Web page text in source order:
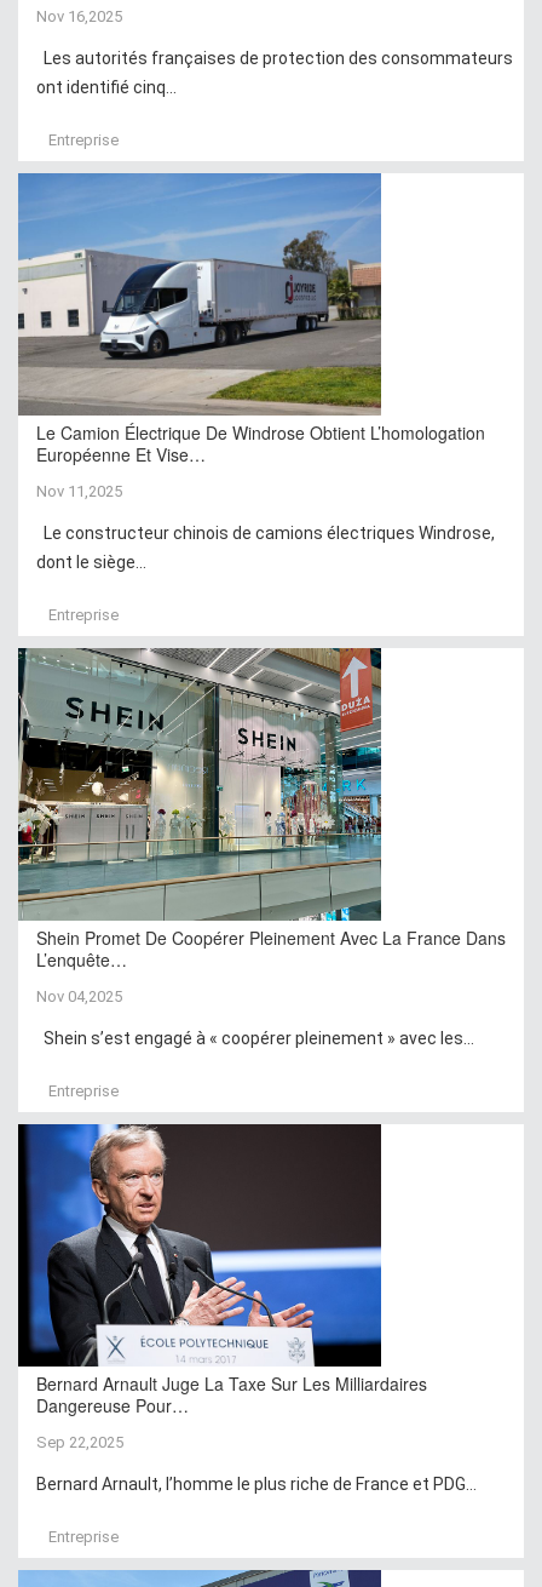
Nov 16,2025
Les autorités françaises de protection des consommateurs
ont identifié cinq...
Entreprise
Le Camion Électrique De Windrose Obtient L’homologation
Européenne Et Vise…
Nov 11,2025
Le constructeur chinois de camions électriques Windrose,
dont le siège...
Entreprise
Shein Promet De Coopérer Pleinement Avec La France Dans
L’enquête…
Nov 04,2025
Shein s’est engagé à « coopérer pleinement » avec les...
Entreprise
Bernard Arnault Juge La Taxe Sur Les Milliardaires
Dangereuse Pour…
Sep 22,2025
Bernard Arnault, l’homme le plus riche de France et PDG...
Entreprise